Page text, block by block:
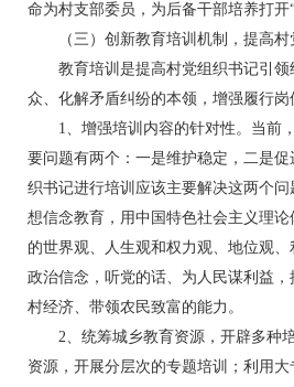
命为村支部委员，为后备干部培养打开
（三）创新教育培训机制，提高村
教育培训是提高村党组织书记引领
众、化解矛盾纠纷的本领，增强履行岗
1、增强培训内容的针对性。当前
要问题有两个：一是维护稳定，二是促
织书记进行培训应该主要解决这两个
想信念教育，用中国特色社会主义理
的世界观、人生观和权力观、地位观
政治信念，听党的话、为人民谋利益
村经济、带领农民致富的能力。
2、统筹城乡教育资源，开辟多种
资源，开展分层次的专题培训；利用